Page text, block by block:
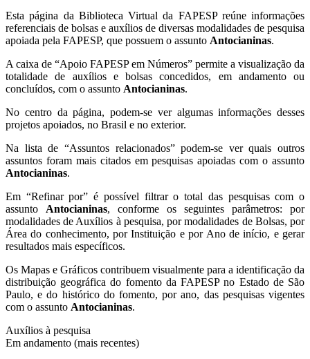
Esta página da Biblioteca Virtual da FAPESP reúne informações
referenciais de bolsas e auxílios de diversas modalidades de pesquisa
apoiada pela FAPESP, que possuem o assunto Antocianinas.
A caixa de “Apoio FAPESP em Números” permite a visualização da
totalidade de auxílios e bolsas concedidos, em andamento ou
concluídos, com o assunto Antocianinas.
No centro da página, podem-se ver algumas informações desses
projetos apoiados, no Brasil e no exterior.
Na lista de “Assuntos relacionados” podem-se ver quais outros
assuntos foram mais citados em pesquisas apoiadas com o assunto
Antocianinas.
Em “Refinar por” é possível filtrar o total das pesquisas com o
assunto Antocianinas, conforme os seguintes parâmetros: por
modalidades de Auxílios à pesquisa, por modalidades de Bolsas, por
Área do conhecimento, por Instituição e por Ano de início, e gerar
resultados mais específicos.
Os Mapas e Gráficos contribuem visualmente para a identificação da
distribuição geográfica do fomento da FAPESP no Estado de São
Paulo, e do histórico do fomento, por ano, das pesquisas vigentes
com o assunto Antocianinas.
Auxílios à pesquisa
Em andamento (mais recentes)